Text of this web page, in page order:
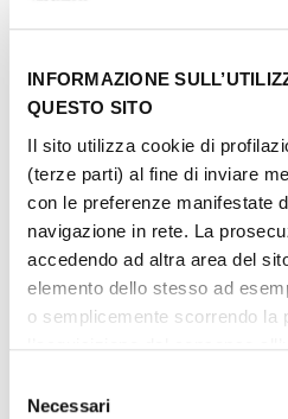
INFORMAZIONE
QUESTO SITO
Il sito utilizza cookie di
(terze parti) al fine di inviare
con le preferenze manifestate
navigazione in rete. La
accedendo ad altra area del
elemento dello stesso ad
o semplicemente scorrendo la
impostazioni relative ai cookie
delNecessari
Altri gioielli
tipologia